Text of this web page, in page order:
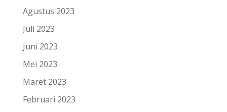
Agustus 2023
Juli 2023
Juni 2023
Mei 2023
Maret 2023
Februari 2023